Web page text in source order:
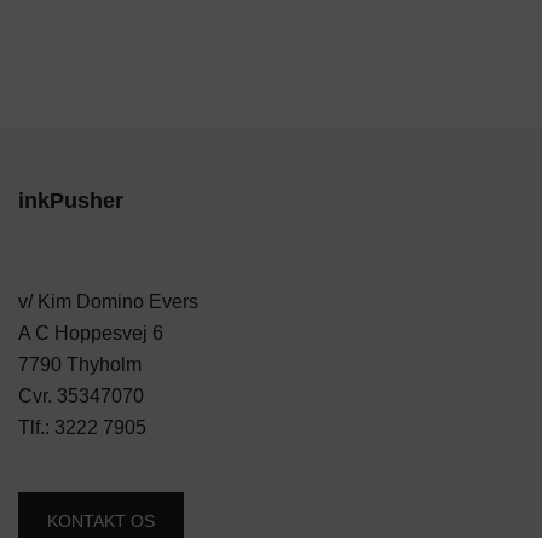
inkPusher
v/ Kim Domino Evers
A C Hoppesvej 6
7790 Thyholm
Cvr. 35347070
Tlf.: 3222 7905
KONTAKT OS